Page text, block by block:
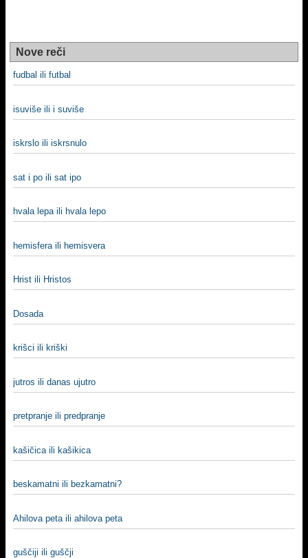
Nove reči
fudbal ili futbal
isuviše ili i suviše
iskrslo ili iskrsnulo
sat i po ili sat ipo
hvala lepa ili hvala lepo
hemisfera ili hemisvera
Hrist ili Hristos
Dosada
krišci ili kriški
jutros ili danas ujutro
pretpranje ili predpranje
kašičica ili kašikica
beskamatni ili bezkamatni?
Ahilova peta ili ahilova peta
guščiji ili guščji